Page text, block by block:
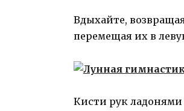
Вдыхайте,
перемещая их в
Кисти рук